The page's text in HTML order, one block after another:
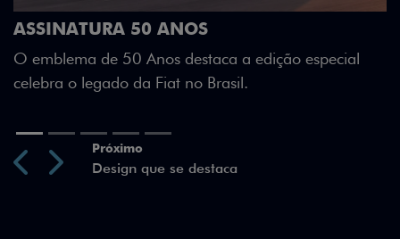
especial
Teto bicolor, adesivos estilizados e detalhes
Green criam uma identidade visual única.